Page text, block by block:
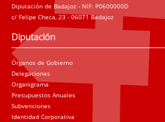
Diputación de Badajoz - NIF: P0600000D
c/ Felipe Checa, 23 - 06071 Badajoz
Diputación
Órganos de Gobierno
Delegaciones
Organigrama
Presupuestos Anuales
Subvenciones
Identidad Corporativa